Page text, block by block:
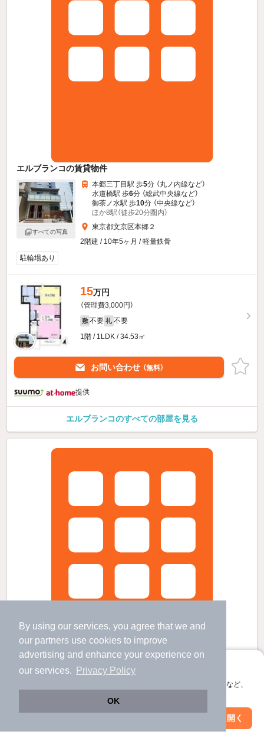
By using our services, you agree that we and
our partners use cookies to improve
advertising and enhance your experience on
our services.
Privacy Policy
OK
アプリに切り替えて、サクサクお部屋探し
会員登録なしですぐ使える。マップ検索やお気に入り保存など、
アプリを開く
エルブランコの賃貸物件
すべての写真
本郷三丁目駅 歩5分 （丸ノ内線など）
水道橋駅 歩6分 （総武中央線など）
御茶ノ水駅 歩10分 （中央線など）
ほか8駅（徒歩20分圏内）
東京都文京区本郷２
2階建 / 10年5ヶ月 / 軽量鉄骨
駐輪場あり
15万円
（管理費3,000円）
敷 不要 礼 不要
1階 / 1LDK / 34.53㎡
お問い合わせ （無料）
提供
エルブランコのすべての部屋を見る
後楽園駅 歩
絞り込み条件を変更